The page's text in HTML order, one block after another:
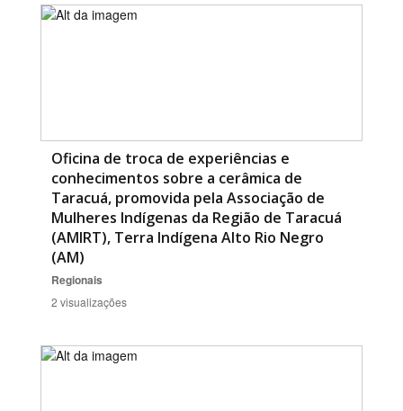
Oficina de troca de experiências e
conhecimentos sobre a cerâmica de
Taracuá, promovida pela Associação de
Mulheres Indígenas da Região de Taracuá
(AMIRT), Terra Indígena Alto Rio Negro
(AM)
Regionais
2 visualizações